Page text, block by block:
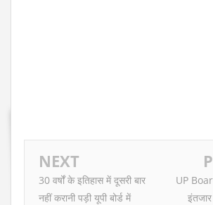
NEXT
30 वर्षों के इतिहास में दूसरी बार
नहीं करानी पड़ी यूपी बोर्ड में
UP